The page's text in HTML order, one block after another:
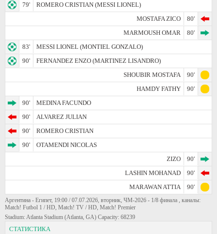
79'
ROMERO CRISTIAN (MESSI LIONEL)
MOSTAFA ZICO
80'
MARMOUSH OMAR
80'
83'
MESSI LIONEL (MONTIEL GONZALO)
90'
FERNANDEZ ENZO (MARTINEZ LISANDRO)
SHOUBIR MOSTAFA
90'
HAMDY FATHY
90'
90'
MEDINA FACUNDO
90'
ALVAREZ JULIAN
90'
ROMERO CRISTIAN
90'
OTAMENDI NICOLAS
ZIZO
90'
LASHIN MOHANAD
90'
MARAWAN ATTIA
90'
Аргентина - Египет, 19:00 / 07.07.2026, вторник, ЧМ-2026 - 1/8 финала , каналы:
Match! Futbol 1 / HD, Match! TV / HD, Match! Premier
Stadium: Atlanta Stadium (Atlanta, GA) Capacity: 68239
СТАТИСТИКА